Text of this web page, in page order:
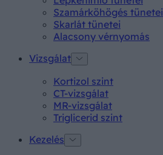
Szamárköhögés tünetei
Skarlát tünetei
Alacsony vérnyomás
Vizsgálat
Kortizol szint
CT-vizsgálat
MR-vizsgálat
Triglicerid szint
Kezelés